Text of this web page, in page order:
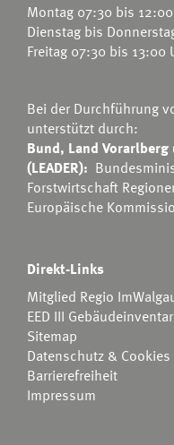
Montag 07:30 bis
Dienstag bis
Freitag 07:30 bis 13:00
Bei der Durchführung
unterstützt durch:
Bund, Land
(LEADER):
Forstwirtschaft
Europäische
Direkt-Links
Mitglied Regio
EED III Gebäudeinventar
Sitemap
Datenschutz & Cookies
Barrierefreiheit
Impressum